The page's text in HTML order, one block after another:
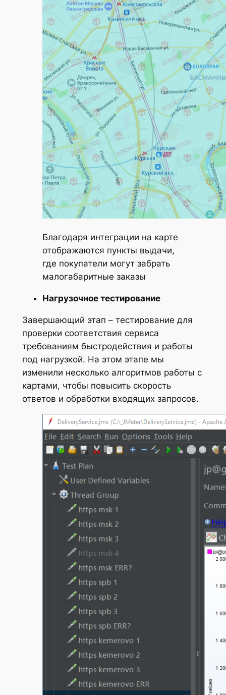
Благодаря интеграции на карте
отображаются пункты выдачи,
где покупатели могут забрать
малогабаритные заказы
Нагрузочное тестирование
Завершающий этап – тестирование для
проверки соответствия сервиса
требованиям быстродействия и работы
под нагрузкой. На этом этапе мы
изменили несколько алгоритмов работы с
картами, чтобы повысить скорость
ответов и обработки входящих запросов.